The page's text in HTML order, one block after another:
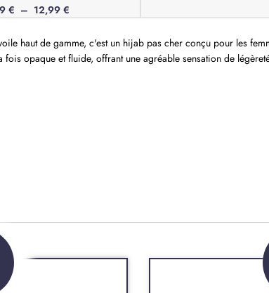
€ – 12,99 €
haut de gamme, c'est un hijab pas cher conçu pour les
fois opaque et fluide, offrant une agréable sensation de